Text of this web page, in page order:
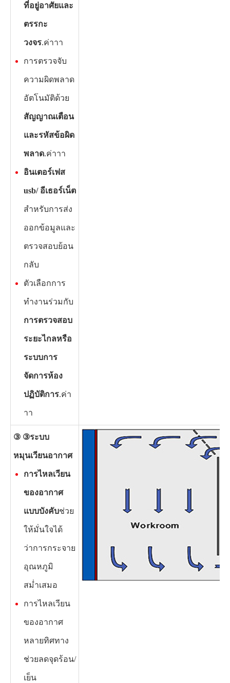
ที่อยู่อาศัยและ
ตรรกะ
วงจร.ค่าาา
การตรวจจับ
ความผิดพลาด
อัตโนมัติด้วย
สัญญาณเตือน
และรหัสข้อผิด
พลาด.ค่าาา
อินเตอร์เฟส
usb/ อีเธอร์เน็ต
สำหรับการส่ง
ออกข้อมูลและ
ตรวจสอบย้อน
กลับ
ตัวเลือกการ
ทำงานร่วมกับ
การตรวจสอบ
ระยะไกลหรือ
ระบบการ
จัดการห้อง
ปฏิบัติการ.ค่า
าา
③ ③ระบบ
หมุนเวียนอากาศ
การไหลเวียน
ของอากาศ
แบบบังคับช่วย
ให้มั่นใจได้
ว่าการกระจาย
อุณหภูมิ
สม่ำเสมอ
การไหลเวียน
ของอากาศ
หลายทิศทาง
ช่วยลดจุดร้อน/
เย็น